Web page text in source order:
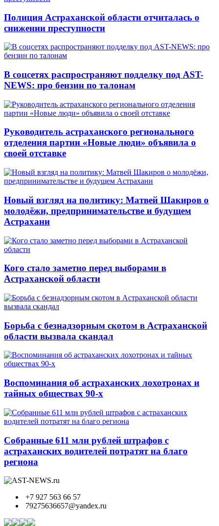
Полиция Астраханской области отчиталась о
снижении преступности
В соцсетях распространяют подделку под AST-
NEWS: про бензин по талонам
Руководитель астраханского регионального
отделения партии «Новые люди» объявила о
своей отставке
Новый взгляд на политику: Матвей Шакиров о
молодёжи, предпринимательстве и будущем
Астрахани
Кого стало заметно перед выборами в
Астраханской области
Борьба с безнадзорным скотом в Астраханской
области вызвала скандал
Воспоминания об астраханских лохотронах и
тайных обществах 90-х
Собранные 611 млн рублей штрафов с
астраханских водителей потратят на благо
региона
+7 927 563 66 57
79275636657@yandex.ru